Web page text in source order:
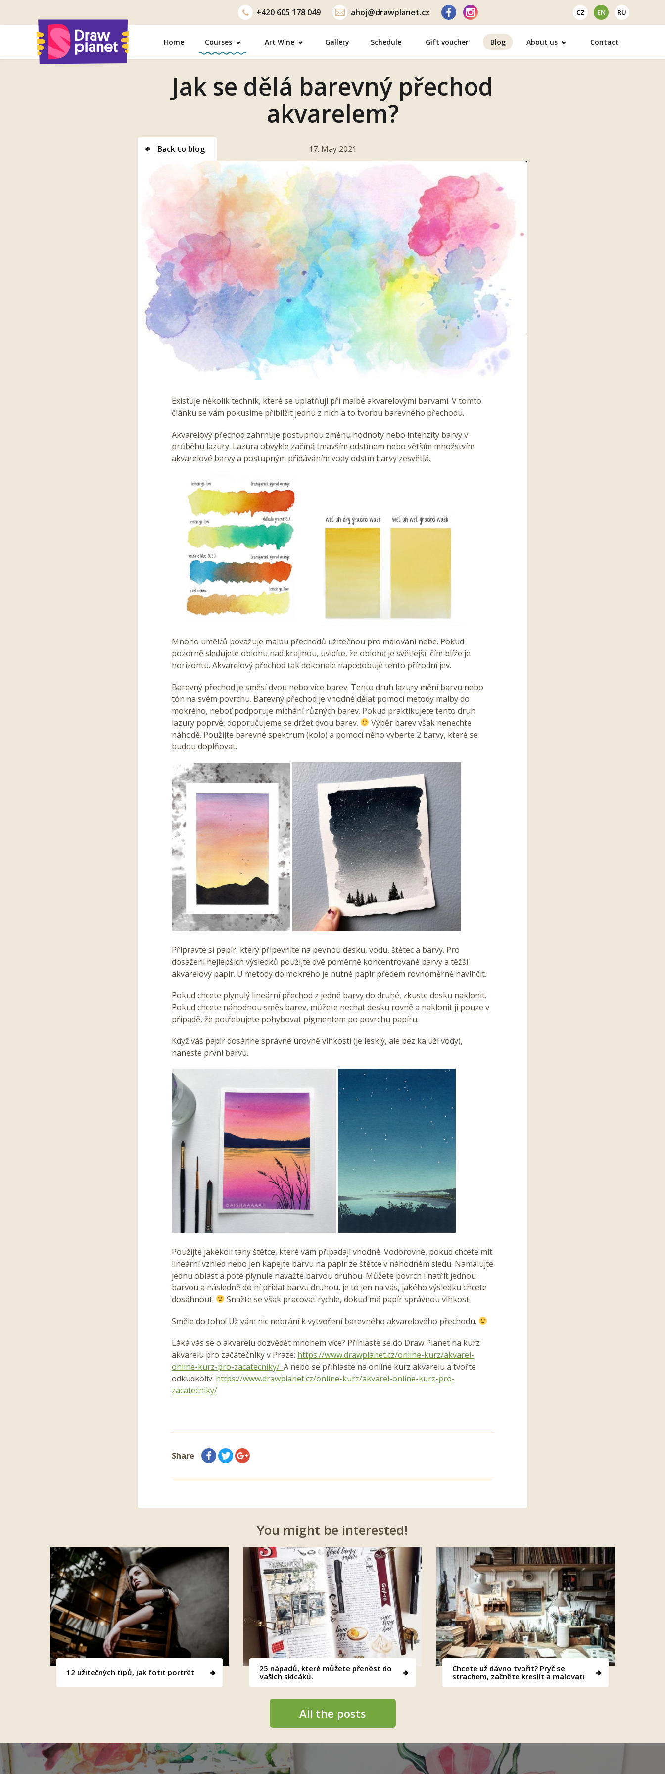
+420 605 178 049 ahoj@drawplanet.cz CZ EN RU
Home Courses Art Wine Gallery Schedule Gift voucher Blog About us Contact
Jak se dělá barevný přechod
akvarelem?
17. May 2021
Back to blog
Existuje několik technik, které se uplatňují při malbě akvarelovými barvami. V tomto
článku se vám pokusíme přiblížit jednu z nich a to tvorbu barevného přechodu.
Akvarelový přechod zahrnuje postupnou změnu hodnoty nebo intenzity barvy v
průběhu lazury. Lazura obvykle začíná tmavším odstínem nebo větším množstvím
akvarelové barvy a postupným přidáváním vody odstín barvy zesvětlá.
Mnoho umělců považuje malbu přechodů užitečnou pro malování nebe. Pokud
pozorně sledujete oblohu nad krajinou, uvidíte, že obloha je světlejší, čím blíže je
horizontu. Akvarelový přechod tak dokonale napodobuje tento přírodní jev.
Barevný přechod je směsí dvou nebo více barev. Tento druh lazury mění barvu nebo
tón na svém povrchu. Barevný přechod je vhodné dělat pomocí metody malby do
mokrého, neboť podporuje míchání různých barev. Pokud praktikujete tento druh
lazury poprvé, doporučujeme se držet dvou barev.
Výběr barev však nenechte
náhodě. Použijte barevné spektrum (kolo) a pomocí něho vyberte 2 barvy, které se
budou doplňovat.
Připravte si papír, který připevníte na pevnou desku, vodu, štětec a barvy. Pro
dosažení nejlepších výsledků použijte dvě poměrně koncentrované barvy a těžší
akvarelový papír. U metody do mokrého je nutné papír předem rovnoměrně navlhčit.
Pokud chcete plynulý lineární přechod z jedné barvy do druhé, zkuste desku naklonit.
Pokud chcete náhodnou směs barev, můžete nechat desku rovně a naklonit ji pouze v
případě, že potřebujete pohybovat pigmentem po povrchu papíru.
Když váš papír dosáhne správné úrovně vlhkosti (je lesklý, ale bez kaluží vody),
naneste první barvu.
Použijte jakékoli tahy štětce, které vám připadají vhodné. Vodorovné, pokud chcete mít
lineární vzhled nebo jen kapejte barvu na papír ze štětce v náhodném sledu. Namalujte
jednu oblast a poté plynule navažte barvou druhou. Můžete povrch i natřít jednou
barvou a následně do ní přidat barvu druhou, je to jen na vás, jakého výsledku chcete
dosáhnout.
Snažte se však pracovat rychle, dokud má papír správnou vlhkost.
Směle do toho! Už vám nic nebrání k vytvoření barevného akvarelového přechodu.
Láká vás se o akvarelu dozvědět mnohem více? Přihlaste se do Draw Planet na kurz
akvarelu pro začátečníky v Praze: https://www.drawplanet.cz/online-kurz/akvarel-
online-kurz-pro-zacatecniky/ A nebo se přihlaste na online kurz akvarelu a tvořte
odkudkoliv: https://www.drawplanet.cz/online-kurz/akvarel-online-kurz-pro-
zacatecniky/
Share
You might be interested!
12 užitečných tipů, jak fotit portrét
25 nápadů, které můžete přenést do
Vašich skicáků.
Chcete už dávno tvořit? Pryč se
strachem, začněte kreslit a malovat!
All the posts